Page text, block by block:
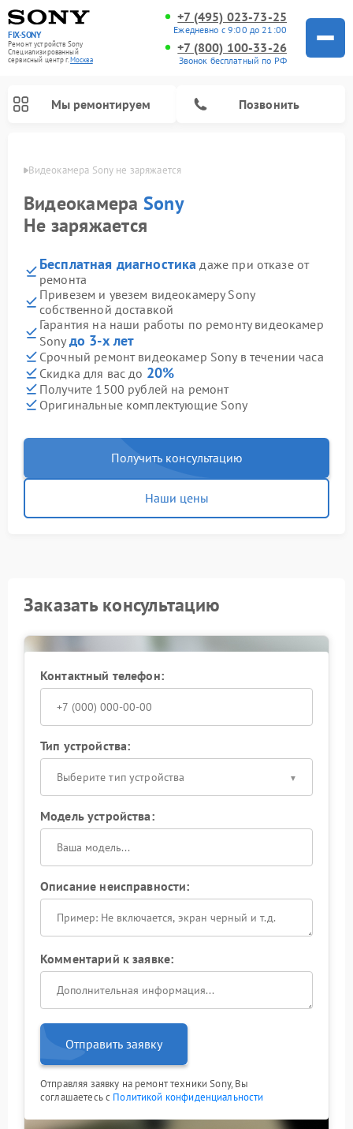
FIX-SONY
Ремонт устройств Sony
Специализированный
cервисный центр г.Москва
+7 (495) 023-73-25
Ежедневно с 9:00 до 21:00
+7 (800) 100-33-26
Звонок бесплатный по РФ
Мы ремонтируем Позвонить
Видеокамера Sony не заряжается
Видеокамера Sony
Не заряжается
Бесплатная диагностика даже при отказе от
ремонта
Привезем и увезем видеокамеру Sony
собственной доставкой
Гарантия на наши работы по ремонту видеокамер
Sony до 3-х лет
Срочный ремонт видеокамер Sony в течении часа
Скидка для вас до 20%
Получите 1500 рублей на ремонт
Оригинальные комплектующие Sony
Получить консультацию
Наши цены
Заказать консультацию
Контактный телефон:
Тип устройства:
Выберите тип устройства
Модель устройства:
Описание неисправности:
Комментарий к заявке:
Отправить заявку
Отправляя заявку на ремонт техники Sony, Вы
соглашаетесь с Политикой конфиденциальности